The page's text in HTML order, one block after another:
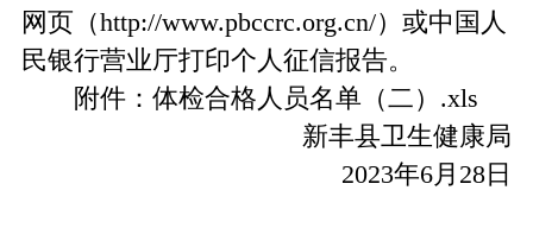
网页（http://www.pbccrc.org.cn/）或中国人
民银行营业厅打印个人征信报告。
附件：体检合格人员名单（二）.xls
新丰县卫生健康局
2023年6月28日